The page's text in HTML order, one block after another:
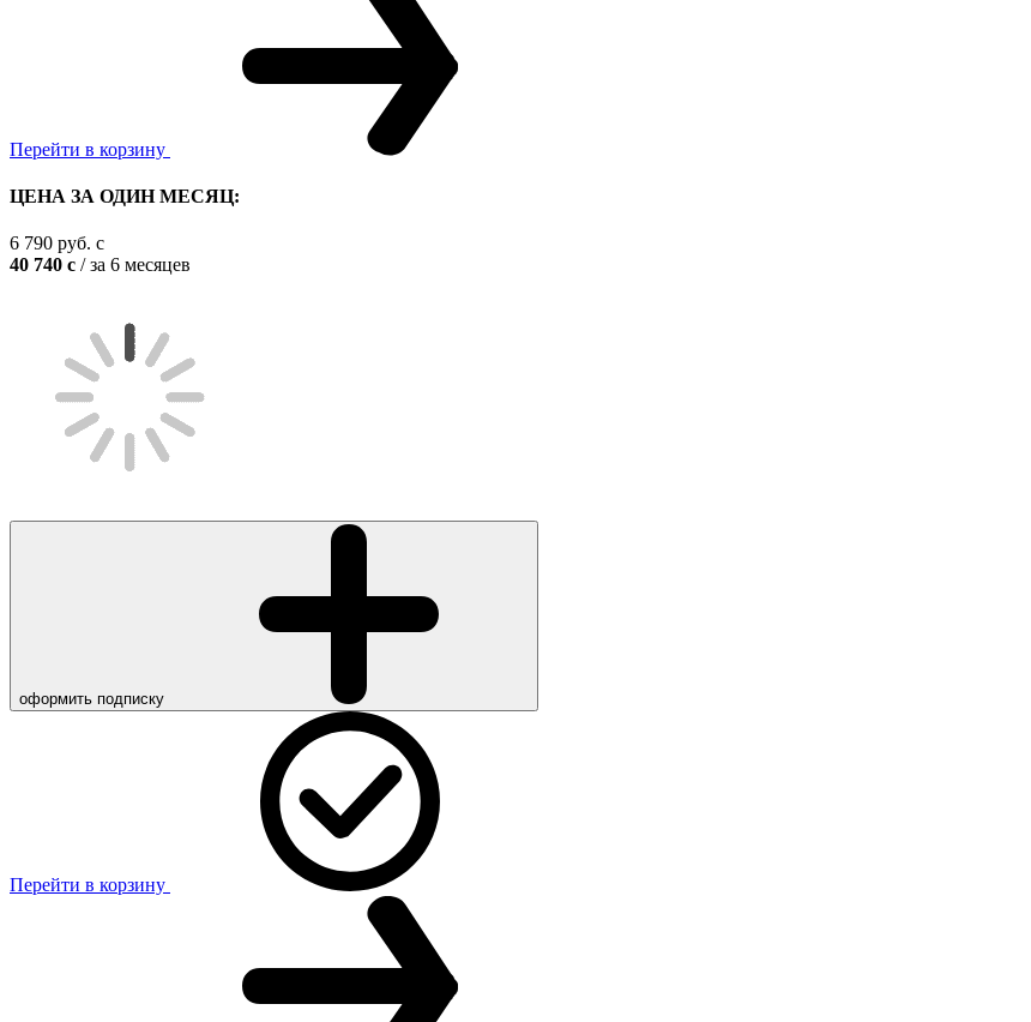
Перейти в корзину
ЦЕНА ЗА ОДИН МЕСЯЦ:
6 790 руб. c
40 740 c / за 6 месяцев
оформить подписку
Перейти в корзину